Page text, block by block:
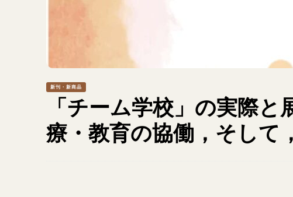
新刊・新商品
「チーム学校」の実際
療・教育の協働，そして